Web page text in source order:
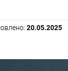
20.05.2025